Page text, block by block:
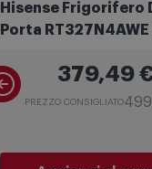
Frigoriferi combinati
Hisense Frigorifero
379,49